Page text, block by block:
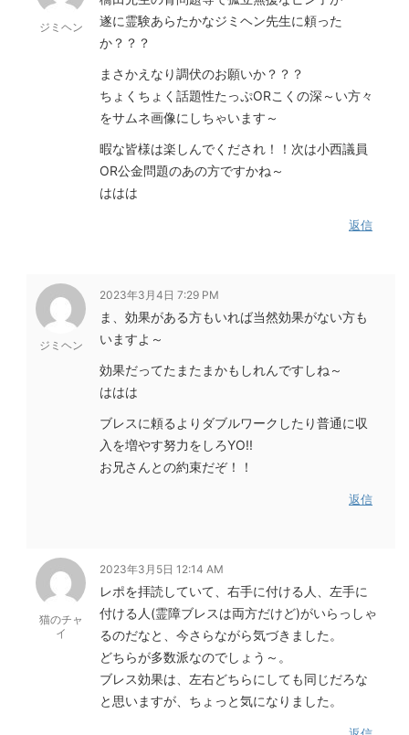
ジミヘン
遂に霊験あらたかなジミヘン先生に頼った
か？？？
まさかえなり調伏のお願いか？？？
ちょくちょく話題性たっぷORこくの深～い方々
をサムネ画像にしちゃいます～
暇な皆様は楽しんでくだされ！！次は小西議員
OR公金問題のあの方ですかね～
ははは
返信
ジミヘン
2023年3月4日 7:29 PM
ま、効果がある方もいれば当然効果がない方も
いますよ～
効果だってたまたまかもしれんですしね～
ははは
ブレスに頼るよりダブルワークしたり普通に収
入を増やす努力をしろYO!!
お兄さんとの約束だぞ！！
返信
猫のチャ
イ
2023年3月5日 12:14 AM
レポを拝読していて、右手に付ける人、左手に
付ける人(霊障ブレスは両方だけど)がいらっしゃ
るのだなと、今さらながら気づきました。
どちらが多数派なのでしょう～。
ブレス効果は、左右どちらにしても同じだろな
と思いますが、ちょっと気になりました。